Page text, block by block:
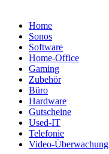
Home
Sonos
Software
Home-Office
Gaming
Zubehör
Büro
Hardware
Gutscheine
Used-IT
Telefonie
Video-Überwachung